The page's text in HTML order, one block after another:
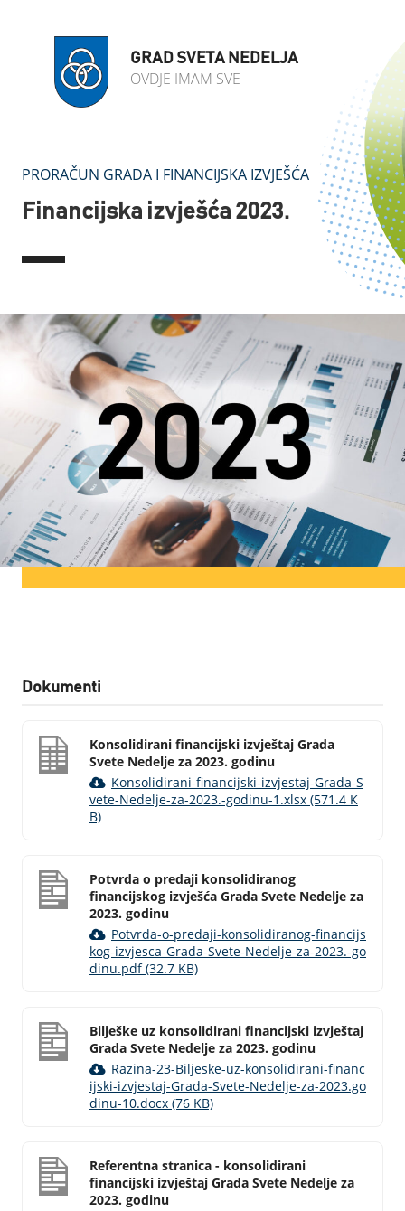
GRAD SVETA NEDELJA
OVDJE IMAM SVE
PRORAČUN GRADA I FINANCIJSKA IZVJEŠĆA
Financijska izvješća 2023.
Dokumenti
Konsolidirani financijski izvještaj Grada
Svete Nedelje za 2023. godinu
Konsolidirani-financijski-izvjestaj-Grada-S
vete-Nedelje-za-2023.-godinu-1.xlsx (571.4 K
B)
Potvrda o predaji konsolidiranog
financijskog izvješća Grada Svete Nedelje za
2023. godinu
Potvrda-o-predaji-konsolidiranog-financijs
kog-izvjesca-Grada-Svete-Nedelje-za-2023.-go
dinu.pdf (32.7 KB)
Bilješke uz konsolidirani financijski izvještaj
Grada Svete Nedelje za 2023. godinu
Razina-23-Biljeske-uz-konsolidirani-financ
ijski-izvjestaj-Grada-Svete-Nedelje-za-2023.go
dinu-10.docx (76 KB)
Referentna stranica - konsolidirani
financijski izvještaj Grada Svete Nedelje za
2023. godinu